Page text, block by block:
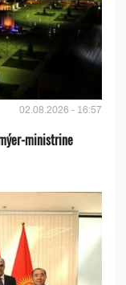
02.08.2026 - 16:57
ministrine